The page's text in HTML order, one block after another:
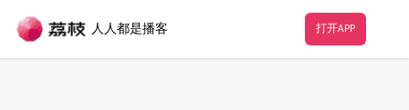
人人都是播客 打开APP